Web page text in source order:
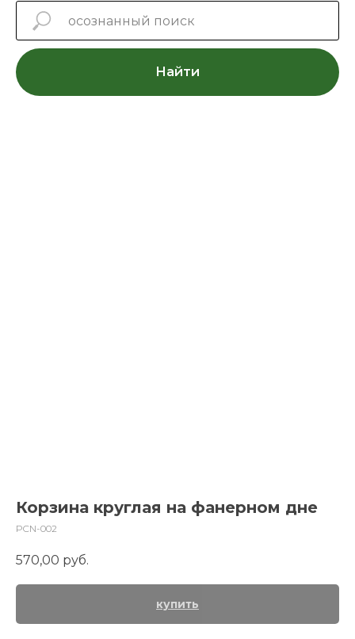
Найти
Корзина круглая на фанерном дне
PCN-002
570,00 руб.
купить